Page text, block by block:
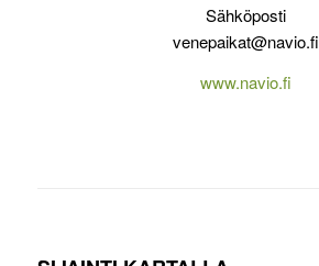
Sähköposti
venepaikat@navio.fi
www.navio.fi